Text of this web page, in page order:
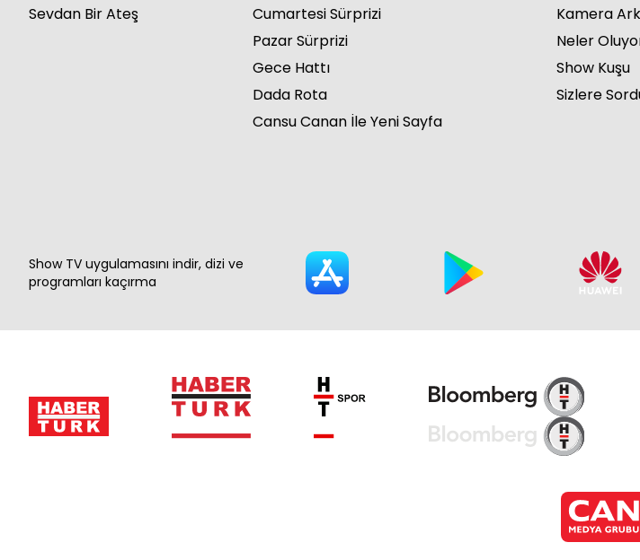
Sevdan Bir Ateş
Cumartesi Sürprizi
Pazar Sürprizi
Gece Hattı
Dada Rota
Cansu Canan İle Yeni Sayfa
Kamera
Neler
Show Kuşu
Sizlere
Show TV uygulamasını indir, dizi ve
programları kaçırma